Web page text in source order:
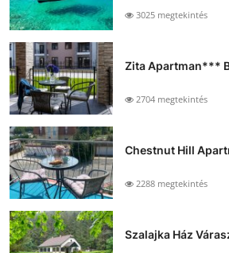
3025 megtekintés
Zita Apartman***
2704 megtekintés
Chestnut Hill
2288 megtekintés
Szalajka Ház